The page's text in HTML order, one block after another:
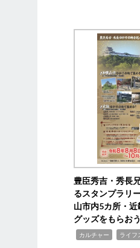
豊臣秀吉・秀長
るスタンプラリ
山市内5カ所・
グッズをもらおう
カルチャー ライフ